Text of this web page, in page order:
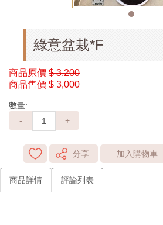
綠意盆栽*F
商品原價 $ 3,200
商品售價 $ 3,000
數量:
-
+
分享 加入購物車
商品詳情 評論列表